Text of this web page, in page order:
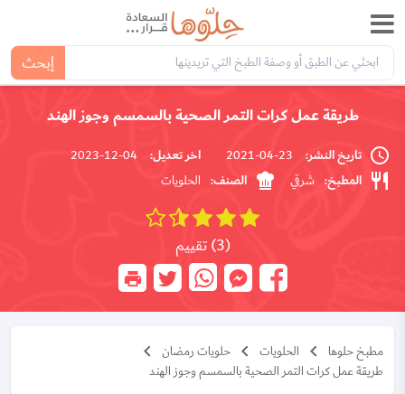
إبحث
طريقة عمل كرات التمر الصحية بالسمسم وجوز الهند
تاريخ النشر: 23-04-2021 اخر تعديل: 04-12-2023
المطبخ: شرقي الصنف: الحلويات
(3) تقييم
مطبخ حلوها الحلويات
حلويات رمضان
طريقة عمل كرات التمر الصحية بالسمسم وجوز الهند